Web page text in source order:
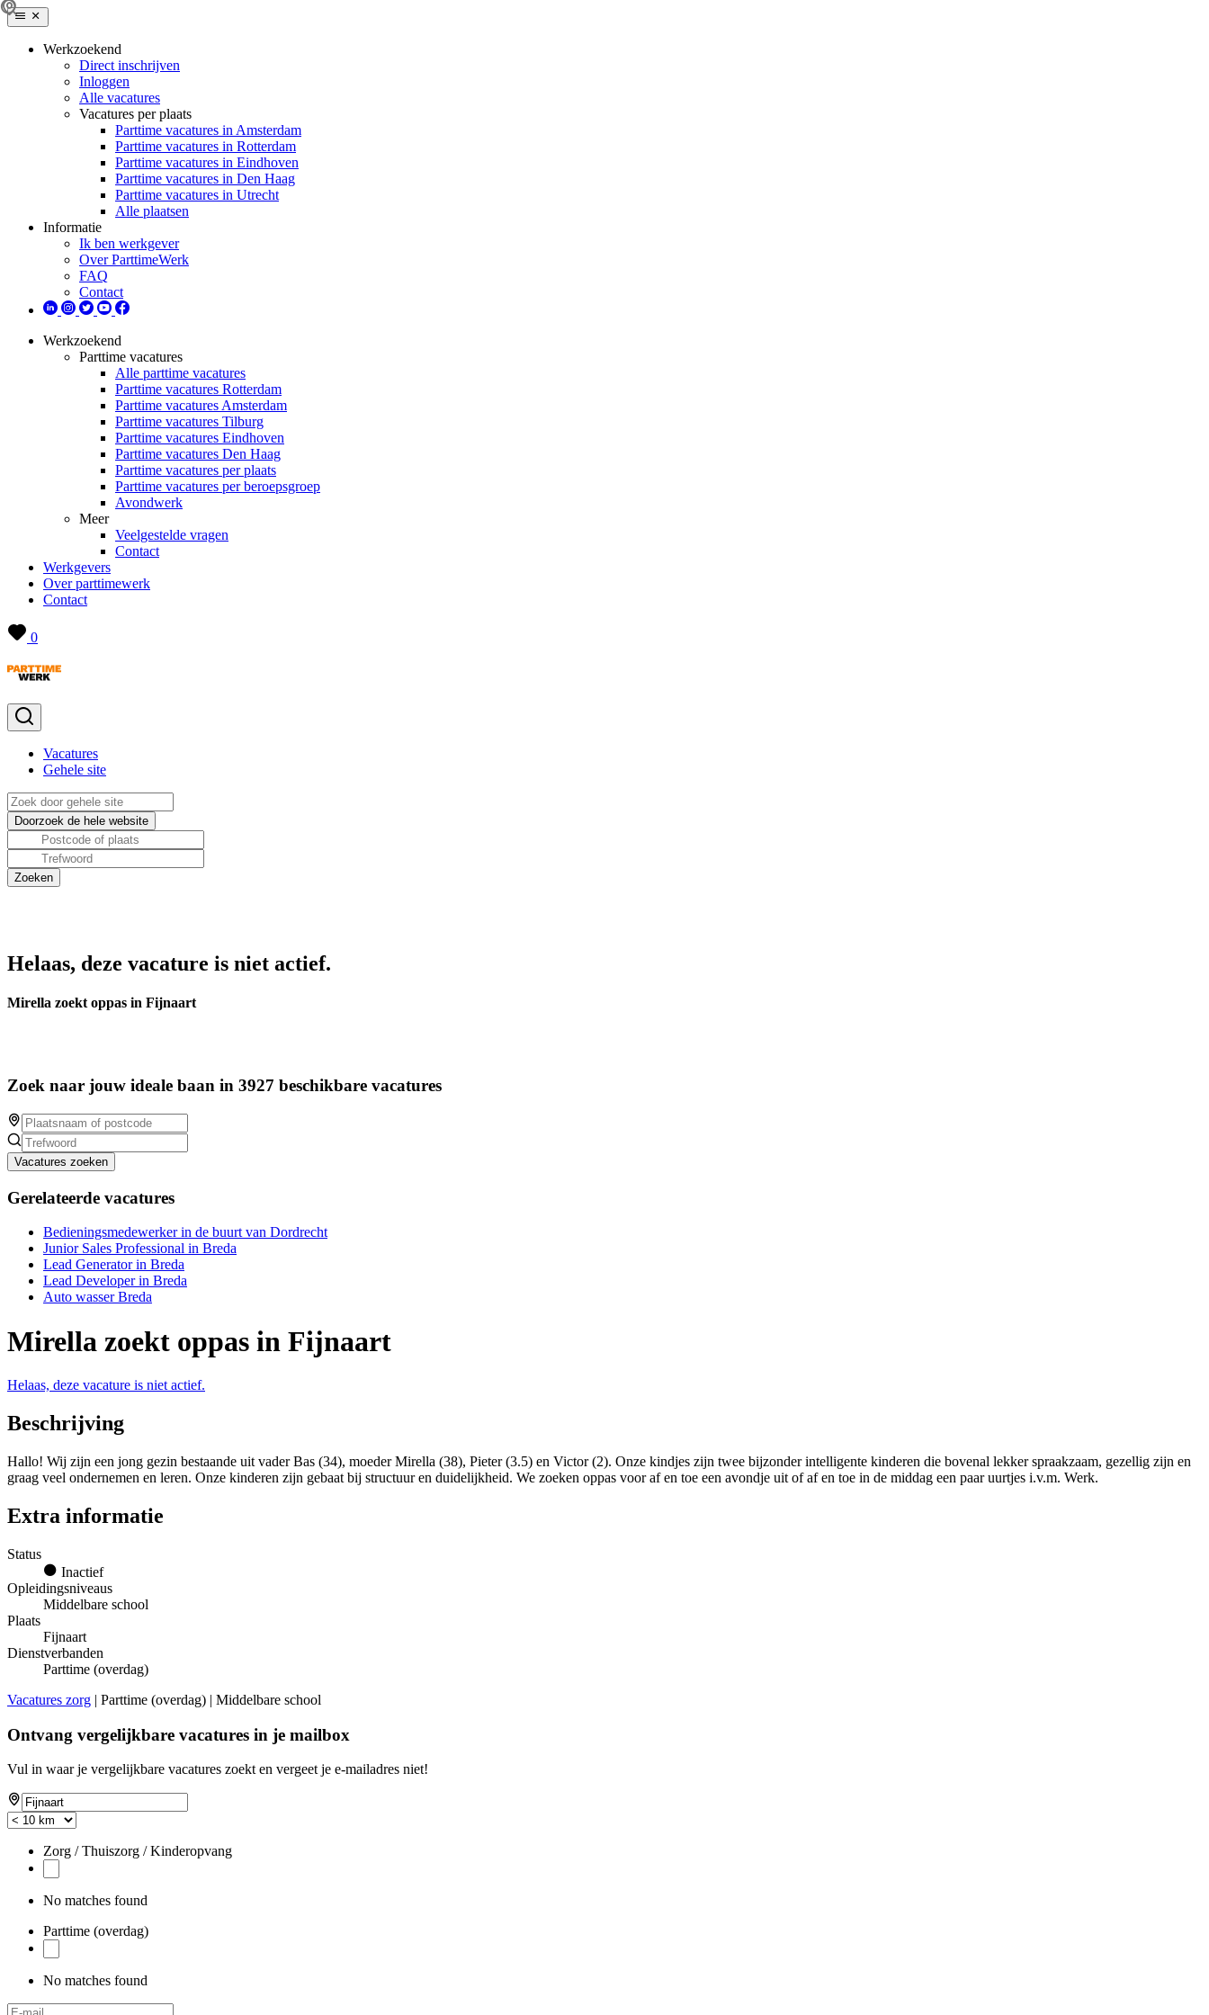
Werkzoekend
Direct inschrijven
Inloggen
Alle vacatures
Vacatures per plaats
Parttime vacatures in Amsterdam
Parttime vacatures in Rotterdam
Parttime vacatures in Eindhoven
Parttime vacatures in Den Haag
Parttime vacatures in Utrecht
Alle plaatsen
Informatie
Ik ben werkgever
Over ParttimeWerk
FAQ
Contact
Werkzoekend
Parttime vacatures
Alle parttime vacatures
Parttime vacatures Rotterdam
Parttime vacatures Amsterdam
Parttime vacatures Tilburg
Parttime vacatures Eindhoven
Parttime vacatures Den Haag
Parttime vacatures per plaats
Parttime vacatures per beroepsgroep
Avondwerk
Meer
Veelgestelde vragen
Contact
Werkgevers
Over parttimewerk
Contact
0
Vacatures
Gehele site
Helaas, deze vacature is niet actief.
Mirella zoekt oppas in Fijnaart
Zoek naar jouw ideale baan in 3927 beschikbare vacatures
Vacatures zoeken
Gerelateerde vacatures
Bedieningsmedewerker in de buurt van Dordrecht
Junior Sales Professional in Breda
Lead Generator in Breda
Lead Developer in Breda
Auto wasser Breda
Mirella zoekt oppas in Fijnaart
Helaas, deze vacature is niet actief.
Beschrijving
Hallo! Wij zijn een jong gezin bestaande uit vader Bas (34), moeder Mirella (38), Pieter (3.5) en Victor (2). Onze kindjes zijn twee bijzonder intelligente kinderen die bovenal lekker spraakzaam, gezellig zijn en
graag veel ondernemen en leren. Onze kinderen zijn gebaat bij structuur en duidelijkheid. We zoeken oppas voor af en toe een avondje uit of af en toe in de middag een paar uurtjes i.v.m. Werk.
Extra informatie
Status
Inactief
Opleidingsniveaus
Middelbare school
Plaats
Fijnaart
Dienstverbanden
Parttime (overdag)
Vacatures zorg | Parttime (overdag) | Middelbare school
Ontvang vergelijkbare vacatures in je mailbox
Vul in waar je vergelijkbare vacatures zoekt en vergeet je e-mailadres niet!
Zorg / Thuiszorg / Kinderopvang
No matches found
Parttime (overdag)
No matches found